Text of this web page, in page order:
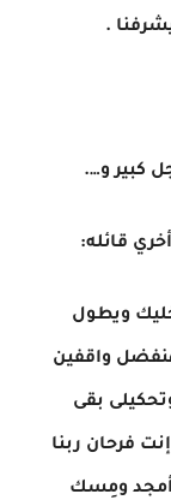
.
كبير و….
قائله:
ويطول
واقفين
بقى
فرحان ربنا
ومِسك